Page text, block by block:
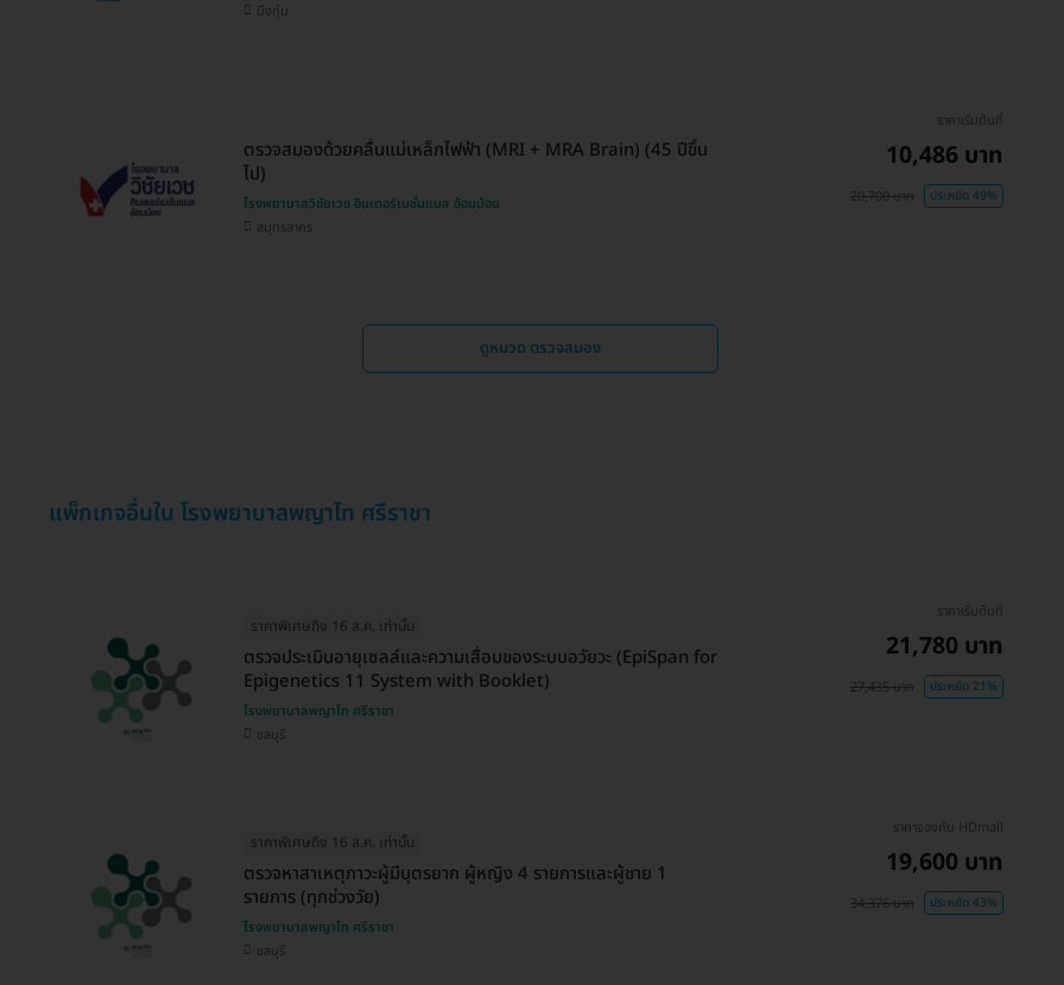
บึงกุ่ม
ตรวจสมองด้วยคลื่นแม่เหล็กไฟฟ้า (MRI + MRA Brain) (45 ปีขึ้น
ไป)
โรงพยาบาลวิชัยเวช อินเตอร์เนชั่นแนล อ้อมน้อย
สมุทรสาคร
ราคาเริ่มต้นที่
10,486 บาท
20,700 บาท ประหยัด 49%
ดูหมวด ตรวจสมอง
แพ็กเกจอื่นใน โรงพยาบาลพญาไท ศรีราชา
ราคาพิเศษถึง 16 ส.ค. เท่านั้น
ตรวจประเมินอายุเซลล์และความเสื่อมของระบบอวัยวะ (EpiSpan for
Epigenetics 11 System with Booklet)
โรงพยาบาลพญาไท ศรีราชา
ชลบุรี
ราคาเริ่มต้นที่
21,780 บาท
27,435 บาท ประหยัด 21%
ราคาพิเศษถึง 16 ส.ค. เท่านั้น
ตรวจหาสาเหตุภาวะผู้มีบุตรยาก ผู้หญิง 4 รายการและผู้ชาย 1
รายการ (ทุกช่วงวัย)
โรงพยาบาลพญาไท ศรีราชา
ชลบุรี
ราคาจองกับ HDmall
19,600 บาท
34,376 บาท ประหยัด 43%